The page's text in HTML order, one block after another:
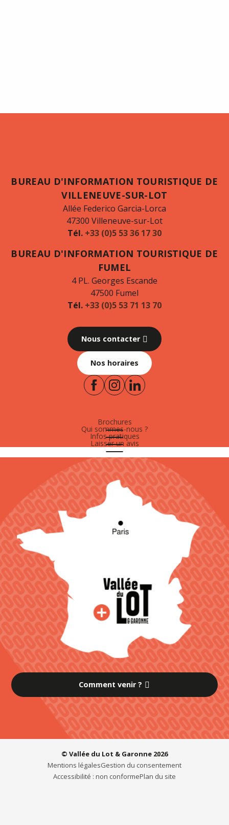
BUREAU D'INFORMATION TOURISTIQUE DE
VILLENEUVE-SUR-LOT
Allée Federico Garcia-Lorca
47300 Villeneuve-sur-Lot
Tél. +33 (0)5 53 36 17 30
BUREAU D'INFORMATION TOURISTIQUE DE
FUMEL
4 PL. Georges Escande
47500 Fumel
Tél. +33 (0)5 53 71 13 70
Nous contacter
Nos horaires
Brochures
Qui sommes-nous ?
Infos pratiques
Laisser un avis
Comment venir ?
© Vallée du Lot & Garonne 2026
Mentions légalesGestion du consentement
Accessibilité : non conformePlan du site